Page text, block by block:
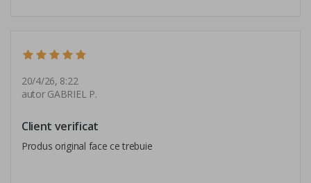
20/4/26, 8:22
autor GABRIEL P.
Client verificat
Produs original face ce trebuie